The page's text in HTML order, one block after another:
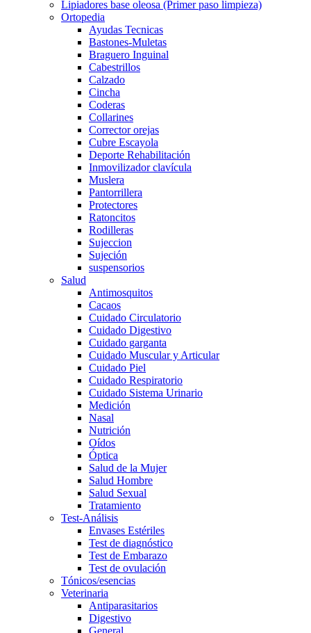
Lipiadores base oleosa (Primer paso limpieza)
Ortopedia
Ayudas Tecnicas
Bastones-Muletas
Braguero Inguinal
Cabestrillos
Calzado
Cincha
Coderas
Collarines
Corrector orejas
Cubre Escayola
Deporte Rehabilitación
Inmovilizador clavícula
Muslera
Pantorrillera
Protectores
Ratoncitos
Rodilleras
Sujeccion
Sujeción
suspensorios
Salud
Antimosquitos
Cacaos
Cuidado Circulatorio
Cuidado Digestivo
Cuidado garganta
Cuidado Muscular y Articular
Cuidado Piel
Cuidado Respiratorio
Cuidado Sistema Urinario
Medición
Nasal
Nutrición
Oídos
Óptica
Salud de la Mujer
Salud Hombre
Salud Sexual
Tratamiento
Test-Análisis
Envases Estériles
Test de diagnóstico
Test de Embarazo
Test de ovulación
Tónicos/esencias
Veterinaria
Antiparasitarios
Digestivo
General